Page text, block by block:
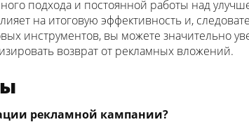
подхода и постоянной работы над
на итоговую эффективность и,
инструментов, вы можете значительно
возврат от рекламных вложений.
рекламной кампании?